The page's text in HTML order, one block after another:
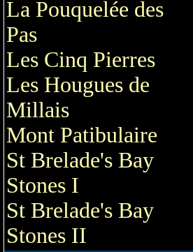
La Pouquelée des
Pas
Les Cinq Pierres
Les Hougues de
Millais
Mont Patibulaire
St Brelade's Bay
Stones I
St Brelade's Bay
Stones II